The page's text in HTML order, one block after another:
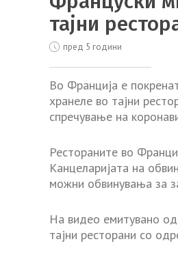
тајни
пред 5 години
Во Франција е
хранеле во тајни
спречување на
Рестораните во
Канцеларијата на
можни обвинувања за
На видео емитувано
тајни ресторани со